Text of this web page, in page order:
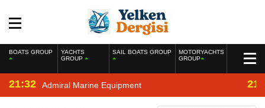
BOATS GROUP
YACHTS
GROUP
SAIL BOATS GROUP
MOTORYACHTS
GROUP
21:32 Admiral Marine Equipment